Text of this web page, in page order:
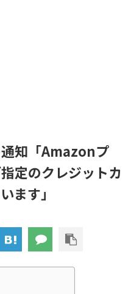
知「Amazonプ
定のクレジットカ
ます」